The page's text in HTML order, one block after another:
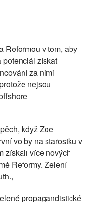
Reformou v tom, aby
potenciál získat
za nimi
nejsou
když Zoe
volby na starostku v
získali více nových
Reformy. Zelení
propagandistické